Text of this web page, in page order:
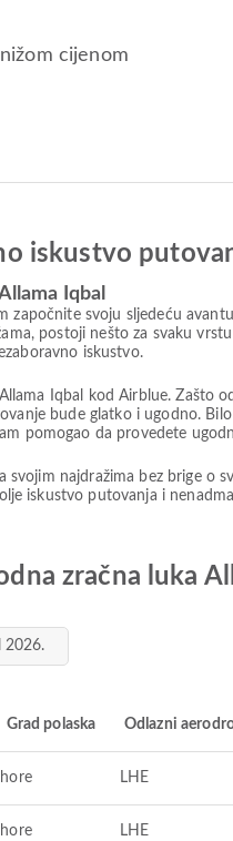
cijenom
iskustvo
Iqbal
započnite svoju sljedeću
postoji nešto za svaku
iskustvo.
Iqbal kod Airblue. Zašto
bude glatko i ugodno.
pomogao da provedete
najdražima bez brige o
iskustvo putovanja i
zračna luka
2026.
Grad polaska Odlazni
LHE
LHE